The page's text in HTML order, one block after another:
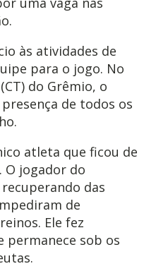
às atividades de
para o jogo. No
do Grêmio, o
de todos os
atleta que ficou de
jogador do
das
de
Ele fez
permanece sob os